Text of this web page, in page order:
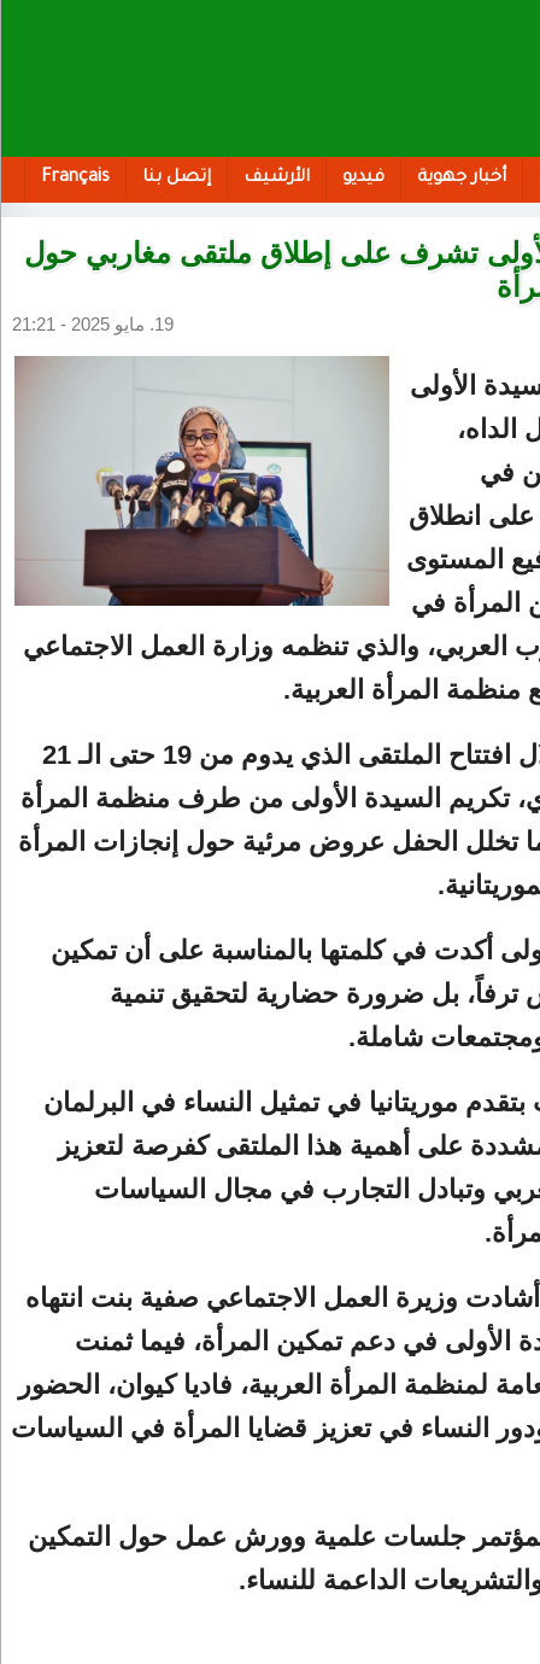
أخبار جهوية فيديو الأرشيف إتصل بنا Français
تشرف على إطلاق ملتقى مغاربي حول
19. مايو 2025 - 21:21
الأولى
في
انطلاق
المستوى
المرأة في
العربي، والذي تنظمه وزارة العمل الاجتماعي
منظمة المرأة العربية.
وقد تم خلال افتتاح الملتقى الذي يدوم من 19 حتى الـ 21
تكريم السيدة الأولى من طرف منظمة المرأة
تخلل الحفل عروض مرئية حول إنجازات المرأة
أكدت في كلمتها بالمناسبة على أن تمكين
ترفاً، بل ضرورة حضارية لتحقيق تنمية
شاملة.
موريتانيا في تمثيل النساء في البرلمان
مشددة على أهمية هذا الملتقى كفرصة لتعزيز
وتبادل التجارب في مجال السياسات
وزيرة العمل الاجتماعي صفية بنت انتهاه
الأولى في دعم تمكين المرأة، فيما ثمنت
لمنظمة المرأة العربية، فاديا كيوان، الحضور
النساء في تعزيز قضايا المرأة في السياسات
جلسات علمية وورش عمل حول التمكين
الداعمة للنساء.